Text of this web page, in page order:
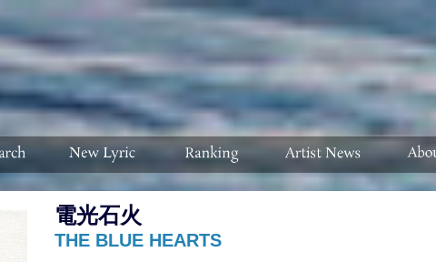
電光石火
THE BLUE HEARTS